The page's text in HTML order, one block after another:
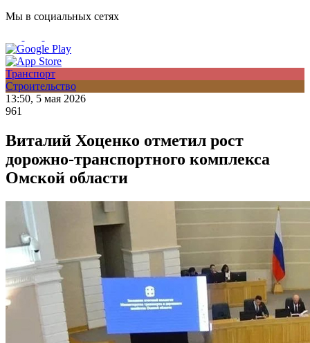
Мы в социальных сетях
Транспорт
Строительство
13:50, 5 мая 2026
961
Виталий Хоценко отметил рост
дорожно-транспортного комплекса
Омской области